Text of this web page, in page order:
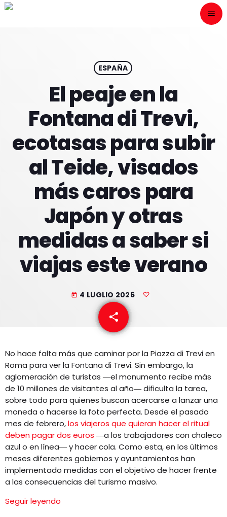
menu
HOME
PROGRAMACION
NUESTRAS FRECUENCIAS
EQUIPO
NOTICIAS
ESPAÑA
El peaje en la
Fontana di Trevi,
ecotasas para subir
al Teide, visados
más caros para
Japón y otras
medidas a saber si
viajas este verano
today 4 LUGLIO 2026
share
email
No hace falta más que caminar por la Piazza di Trevi en
Roma para ver la Fontana di Trevi. Sin embargo, la
aglomeración de turistas ―el monumento recibe más
de 10 millones de visitantes al año― dificulta la tarea,
sobre todo para quienes buscan acercarse a lanzar una
moneda o hacerse la foto perfecta. Desde el pasado
mes de febrero,los viajeros que quieran hacer el ritual
deben pagar dos euros ―a los trabajadores con chaleco
azul o en línea― y hacer cola. Como esta, en los últimos
meses diferentes gobiernos y ayuntamientos han
implementado medidas con el objetivo de hacer frente
a las consecuencias del turismo masivo.
Seguir leyendo